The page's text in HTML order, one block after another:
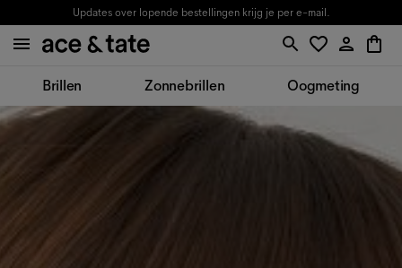
Updates over lopende bestellingen krijg je per e-mail.
Brillen Zonnebrillen Oogmeting